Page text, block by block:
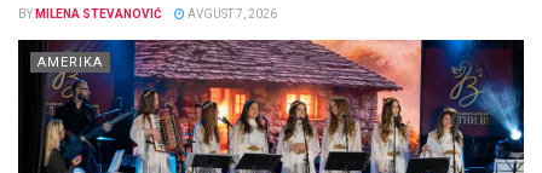
BY MILENA STEVANOVIĆ AVGUST 7, 2026
AMERIKA